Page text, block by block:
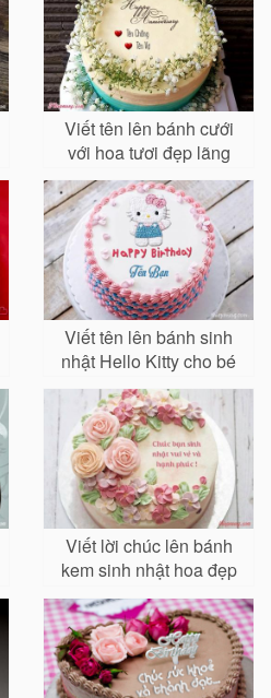
Viết tên lên bánh cưới
với hoa tươi đẹp lãng
mạn
Viết tên lên bánh sinh
nhật Hello Kitty cho bé
Viết lời chúc lên bánh
kem sinh nhật hoa đẹp